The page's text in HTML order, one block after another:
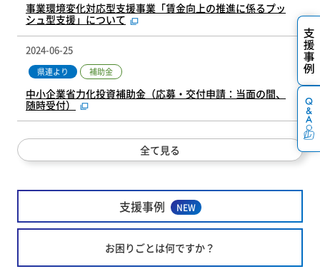
事業環境変化対応型支援事業「賃金向上の推進に係るプッ
シュ型支援」について
2024-06-25
県連より 補助金
中小企業省力化投資補助金（応募・交付申請：当面の間、
随時受付）
全て見る
支援事例 NEW
お困りごとは何ですか？